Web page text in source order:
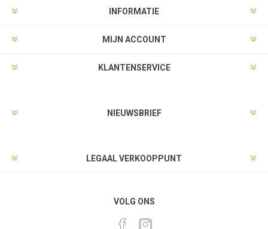
INFORMATIE
MIJN ACCOUNT
KLANTENSERVICE
NIEUWSBRIEF
LEGAAL VERKOOPPUNT
VOLG ONS